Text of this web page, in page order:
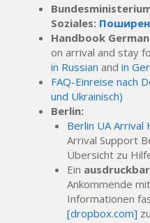
Soziales:
Handbook
on arrival and stay
in Russian andin
FAQ-Einreise nach
und Ukrainisch)
Berlin:
Berlin UA Arrival
Arrival Support
Übersicht zu
Ein
Ankommende
Informationen
[dropbox.com]